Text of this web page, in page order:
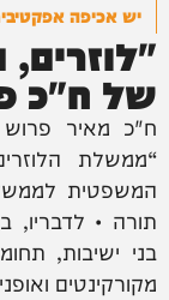
יש אכיפה
של ח"כ
ח"כ מאיר
“ממשלת
המשפטית
תורה • לדבריו,
בני ישיבות,
מקורקינטים